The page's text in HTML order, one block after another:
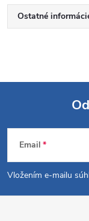
Ostatné
Z
á
p
Email
Vložením e-mailu